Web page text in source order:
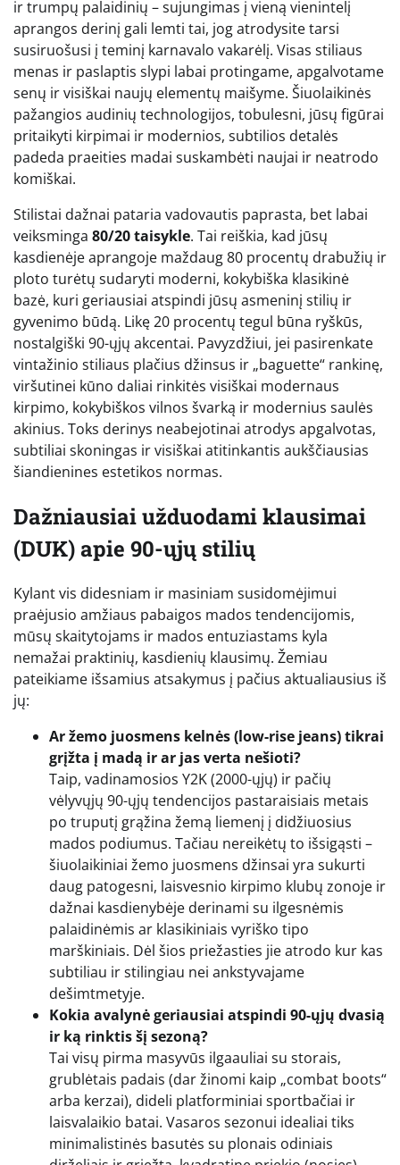
ir trumpų palaidinių – sujungimas į vieną vienintelį
aprangos derinį gali lemti tai, jog atrodysite tarsi
susiruošusi į teminį karnavalo vakarėlį. Visas stiliaus
menas ir paslaptis slypi labai protingame, apgalvotame
senų ir visiškai naujų elementų maišyme. Šiuolaikinės
pažangios audinių technologijos, tobulesni, jūsų figūrai
pritaikyti kirpimai ir modernios, subtilios detalės
padeda praeities madai suskambėti naujai ir neatrodo
komiškai.
Stilistai dažnai pataria vadovautis paprasta, bet labai
veiksminga 80/20 taisykle. Tai reiškia, kad jūsų
kasdienėje aprangoje maždaug 80 procentų drabužių ir
ploto turėtų sudaryti moderni, kokybiška klasikinė
bazė, kuri geriausiai atspindi jūsų asmeninį stilių ir
gyvenimo būdą. Likę 20 procentų tegul būna ryškūs,
nostalgiški 90-ųjų akcentai. Pavyzdžiui, jei pasirenkate
vintažinio stiliaus plačius džinsus ir „baguette“ rankinę,
viršutinei kūno daliai rinkitės visiškai modernaus
kirpimo, kokybiškos vilnos švarką ir modernius saulės
akinius. Toks derinys neabejotinai atrodys apgalvotas,
subtiliai skoningas ir visiškai atitinkantis aukščiausias
šiandienines estetikos normas.
Dažniausiai užduodami klausimai
(DUK) apie 90-ųjų stilių
Kylant vis didesniam ir masiniam susidomėjimui
praėjusio amžiaus pabaigos mados tendencijomis,
mūsų skaitytojams ir mados entuziastams kyla
nemažai praktinių, kasdienių klausimų. Žemiau
pateikiame išsamius atsakymus į pačius aktualiausius iš
jų:
Ar žemo juosmens kelnės (low-rise jeans) tikrai
grįžta į madą ir ar jas verta nešioti?
Taip, vadinamosios Y2K (2000-ųjų) ir pačių
vėlyvųjų 90-ųjų tendencijos pastaraisiais metais
po truputį grąžina žemą liemenį į didžiuosius
mados podiumus. Tačiau nereikėtų to išsigąsti –
šiuolaikiniai žemo juosmens džinsai yra sukurti
daug patogesni, laisvesnio kirpimo klubų zonoje ir
dažnai kasdienybėje derinami su ilgesnėmis
palaidinėmis ar klasikiniais vyriško tipo
marškiniais. Dėl šios priežasties jie atrodo kur kas
subtiliau ir stilingiau nei ankstyvajame
dešimtmetyje.
Kokia avalynė geriausiai atspindi 90-ųjų dvasią
ir ką rinktis šį sezoną?
Tai visų pirma masyvūs ilgaauliai su storais,
grublėtais padais (dar žinomi kaip „combat boots“
arba kerzai), dideli platforminiai sportbačiai ir
laisvalaikio batai. Vasaros sezonui idealiai tiks
minimalistinės basutės su plonais odiniais